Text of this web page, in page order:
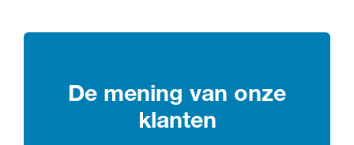
De mening van onze
klanten